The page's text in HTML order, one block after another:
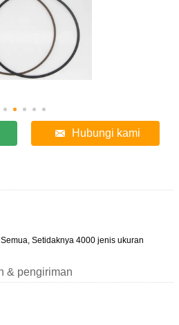
Hubungi kami
Setidaknya 4000 jenis ukuran
& pengiriman